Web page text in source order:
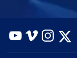
בדוק את הסדרה